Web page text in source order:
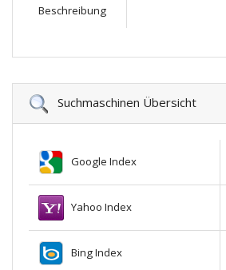
Beschreibung
Suchmaschinen Übersicht
Google Index
Yahoo Index
Bing Index